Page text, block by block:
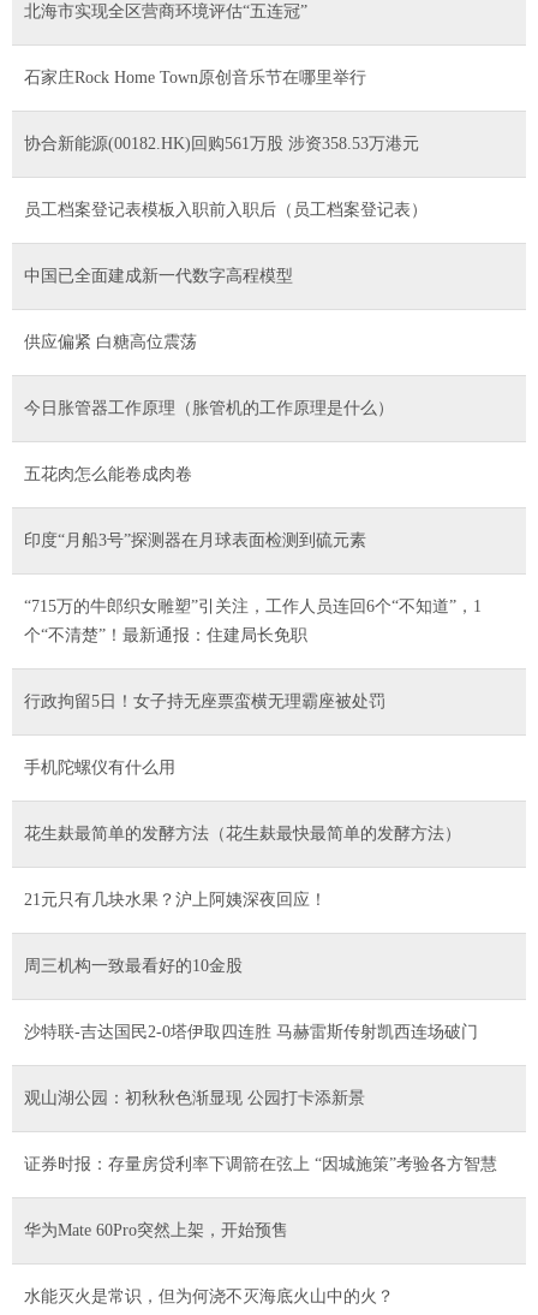
北海市实现全区营商环境评估“五连冠”
石家庄Rock Home Town原创音乐节在哪里举行
协合新能源(00182.HK)回购561万股 涉资358.53万港元
员工档案登记表模板入职前入职后（员工档案登记表）
中国已全面建成新一代数字高程模型
供应偏紧 白糖高位震荡
今日胀管器工作原理（胀管机的工作原理是什么）
五花肉怎么能卷成肉卷
印度“月船3号”探测器在月球表面检测到硫元素
“715万的牛郎织女雕塑”引关注，工作人员连回6个“不知道”，1
个“不清楚”！最新通报：住建局长免职
行政拘留5日！女子持无座票蛮横无理霸座被处罚
手机陀螺仪有什么用
花生麸最简单的发酵方法（花生麸最快最简单的发酵方法）
21元只有几块水果？沪上阿姨深夜回应！
周三机构一致最看好的10金股
沙特联-吉达国民2-0塔伊取四连胜 马赫雷斯传射凯西连场破门
观山湖公园：初秋秋色渐显现 公园打卡添新景
证券时报：存量房贷利率下调箭在弦上 “因城施策”考验各方智慧
华为Mate 60Pro突然上架，开始预售
水能灭火是常识，但为何浇不灭海底火山中的火？